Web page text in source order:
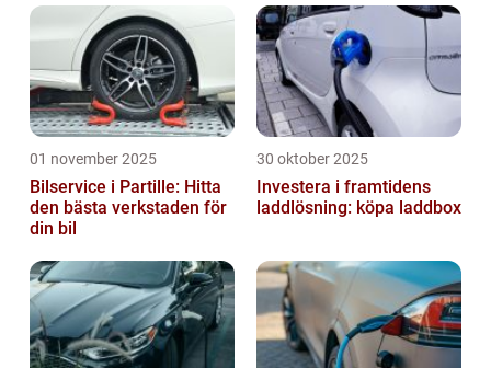
01 november 2025
Bilservice i Partille: Hitta
den bästa verkstaden för
din bil
30 oktober 2025
Investera i framtidens
laddlösning: köpa laddbox